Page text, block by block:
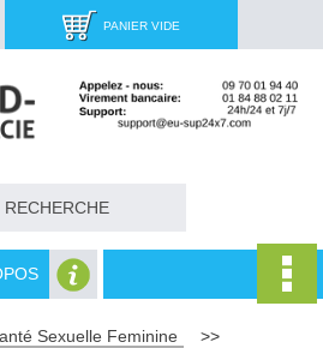
PANIER VIDE
Sexuelle Feminine
>>